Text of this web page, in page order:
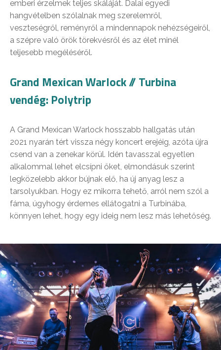
emberi érzelmek teljes skáláját. Dalai egyedi
hangvételben szólalnak meg szerelemről,
veszteségről, reményről a mindennapok nehézségeiről,
a szépre való örök törekvésről és az élet minél
teljesebb megéléséről.
Grand Mexican Warlock // Turbina
vendég: Polytrip
A Grand Mexican Warlock hosszabb hallgatás után
2021 nyarán tért vissza négy koncert erejéig, azóta újra
csend van a zenekar körül. Idén tavasszal egyetlen
alkalommal lehet elcsípni őket, elmondásuk szerint
legközelebb akkor bújnak elő, ha új anyag lesz a
tarsolyukban. Hogy ez mikorra tehető, arról nem szól a
fáma, úgyhogy érdemes ellátogatni a Turbinába,
könnyen lehet, hogy egy ideig nem lesz más lehetőség.